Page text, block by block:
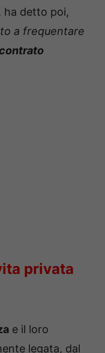
ha detto poi,
a frequentare
privata
e il loro
legata, dal